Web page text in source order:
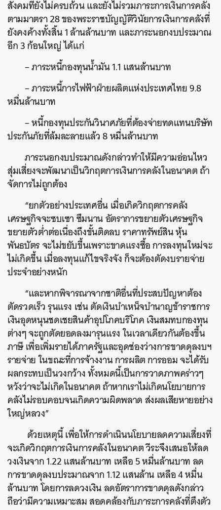
สังคมที่ยังไม่ครบถ้วน และยังไม่รวมภาระการเงินการคลัง
ตามมาตรา 28 ของพระราชบัญญัติวินัยการเงินการคลังที่
ยังคงค้างทั้งสิ้น 1 ล้านล้านบาท และภาระนอกงบประมาณ
อีก 3 ก้อนใหญ่ ได้แก่
– ภาระหนี้กองทุนน้ำมัน 1.1 แสนล้านบาท
– ภาระหนี้การไฟฟ้าฝ่ายผลิตแห่งประเทศไทย 9.8
หมื่นล้านบาท
– หนี้กองทุนประกันวินาศภัยที่ต้องจ่ายทดแทนบริษัท
ประกันภัยที่ล้มละลายแล้ว 8 หมื่นล้านบาท
ภาระนอกงบประมาณดังกล่าวทำให้มีความอ่อนไหว
สุ่มเสี่ยงจะพัฒนาเป็นวิกฤตการเงินการคลังในอนาคต ถ้า
จัดการไม่ถูกต้อง
“ยกตัวอย่างประเทศอื่น เมื่อเกิดวิกฤตการคลัง
เศรษฐกิจจะซบเซา ซึมนาน อัตราการขยายตัวเศรษฐกิจ
ขยายตัวต่ำต่อเนื่องถึงขั้นติดลบ ราคาทรัพย์สิน หุ้น
พันธบัตร จะไม่ขยับขึ้นเพราะขาดแรงซื้อ การลงทุนใหม่จะ
ไม่เกิดขึ้น เมื่อลงทุนแก้ไขจริงจัง ก็จะต้องตัดงบรายจ่าย
ประจำอย่างหนัก
“และหากพิจารณาจากชาติอื่นที่ประสบปัญหาต้อง
ตัดรวดเร็ว รุนแรง เช่น ตัดเงินบำเหน็จบำนาญข้าราชการ
เงินอุดหนุนชดเชยสินค้าอุปโภคบริโภค เงินสมทบกองทุน
ต่างๆ จะถูกตัดยอดลงมารุนแรง ในเวลาเดียวกันต้องขึ้น
ภาษี เพื่อเพิ่มรายได้ภาครัฐและอุดช่องว่างการขาดดุลงบฯ
รายจ่าย ในขณะที่การจ้างงาน การผลิต การออม จะได้รับ
ผลกระทบเป็นวงกว้าง ทั้งหมดนี้เป็นการวาดภาพคร่าวๆ
หวังว่าจะไม่เกิดในอนาคต ถ้าหากเราไม่เกิดนโยบายการ
คลังไม่รอบคอบจนเกิดความผิดพลาด ส่งผลเสียหายอย่าง
ใหญ่หลวง”
ด้วยเหตุนี้ เพื่อให้การดำเนินนโยบายลดความเสี่ยงที่
จะเกิดวิกฤตการเงินการคลังในอนาคต วีระจึงเสนอให้ลด
วงเงินจาก 1.22 แสนล้านบาท เหลือ 5 หมื่นล้านบาท ลด
การขาดดุลงบประมาณจาก 1.12 แสนล้าน เหลือ 4 หมื่น
ล้านบาท โดยการลดวงเงิน ลดอัตราการขาดดุลดังกล่าว
ถือว่ามีความเหมาะสม สอดคล้องกับภาระการคลังที่ตึงตัว
ค้นหา
SHARE TWEET LINE EMAIL